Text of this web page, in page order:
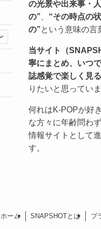
の光景や出来事・
の”、 “その時点の
の”という意味の言
当サイト（
寧にまとめ、いつ
誌感覚で楽しく見
りたいと思っていま
何れはK-POPが好
な方々に年齢問わ
情報サイトとして
す。
ホーム SNAPSHOTとは プ